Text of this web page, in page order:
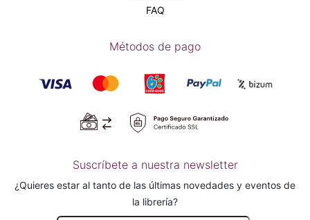
FAQ
Métodos de pago
Suscríbete a nuestra newsletter
¿Quieres estar al tanto de las últimas novedades y eventos de
la librería?